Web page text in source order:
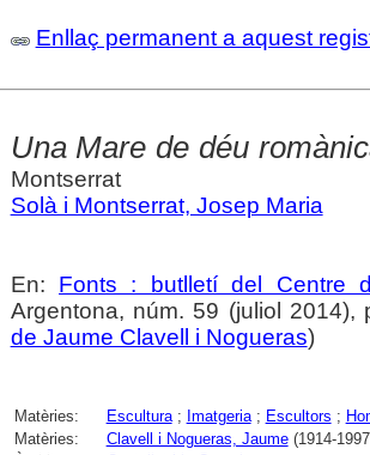
Enllaç permanent a aquest
Una Mare de déu
Montserrat
Solà i Montserrat, Josep Maria
En: Fonts : butlletí del Centre
Argentona, núm. 59 (juliol 2014),
de Jaume Clavell i Nogueras)
Matèries: Escultura; Imatgeria; Escultors ;
Matèries:
Clavell i Nogueras, Jaume(1914-